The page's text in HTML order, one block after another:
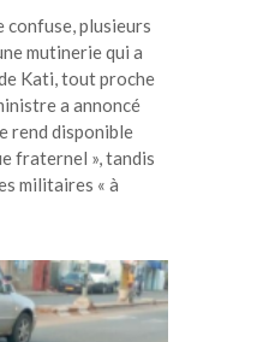
plusieurs
mutinerie qui a
Kati, tout proche
a annoncé
rend disponible
fraternel », tandis
militaires « à